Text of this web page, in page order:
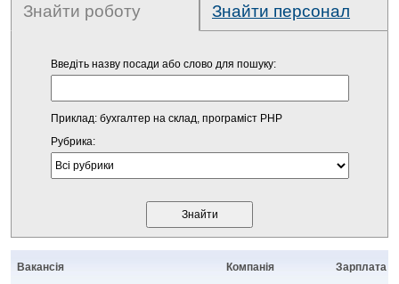
Знайти роботу Знайти персонал
Введіть назву посади або слово для пошуку:
Приклад: бухгалтер на склад, програміст PHP
Рубрика:
Вакансія Компанія Зарплата